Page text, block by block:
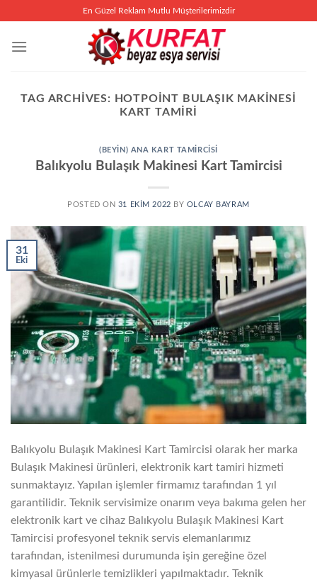
En Güzel Reklam Mutlu Müşterilerimizdir
TAG ARCHIVES:
HOTPOINT BULAŞIK MAKINESI
KART TAMIRI
(BEYIN) ANA KART TAMIRCISI
Balıkyolu Bulaşık Makinesi Kart Tamircisi
POSTED ON 31 EKIM 2022 BY OLCAY BAYRAM
31
Eki
Balıkyolu Bulaşık Makinesi Kart Tamircisi olarak her marka
Bulaşık Makinesi ürünleri, elektronik kart tamiri hizmeti
sunmaktayız. Yapılan işlemler firmamız tarafından 1 yıl
garantilidir. Teknik servisimize onarım veya bakıma gelen her
elektronik kart ve cihaz Balıkyolu Bulaşık Makinesi Kart
Tamircisi profesyonel teknik servis elemanlarımız
tarafından, istenilmesi durumunda işin gereğine özel
kimyasal ürünlerle temizlikleri yapılmaktadır. Teknik